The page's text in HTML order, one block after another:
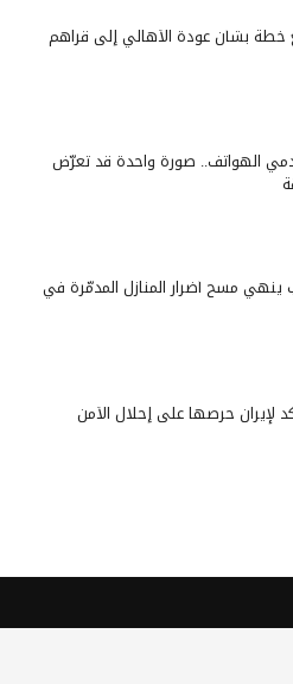
خطة بشأن عودة الأهالي إلى قراهم
الهواتف.. صورة واحدة قد تعرّض
مسح أضرار المنازل المدمّرة في
لإيران حرصها على إحلال الأمن